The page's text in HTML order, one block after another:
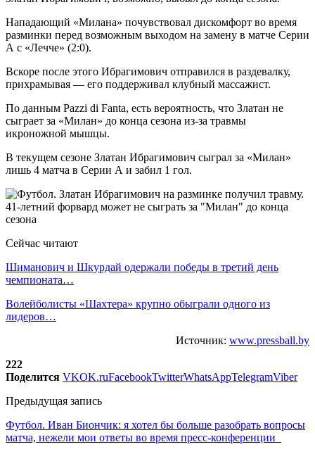
Нападающий «Милана» почувствовал дискомфорт во время
разминки перед возможным выходом на замену в матче Серии
А с «Лечче» (2:0).
Вскоре после этого Ибрагимович отправился в раздевалку,
прихрамывая — его поддерживал клубный массажист.
По данным Pazzi di Fanta, есть вероятность, что Златан не
сыграет за «Милан» до конца сезона из-за травмы
икроножной мышцы.
В текущем сезоне Златан Ибрагимович сыграл за «Милан»
лишь 4 матча в Серии А и забил 1 гол.
Сейчас читают
Шиманович и Шкурдай одержали победы в третий день
чемпионата…
Волейболисты «Шахтера» крупно обыграли одного из
лидеров…
Источник: www.pressball.by
222
Поделится VKOK.ruFacebookTwitterWhatsAppTelegramViber
Предыдущая запись
Футбол. Иван Биончик: я хотел бы больше разобрать вопросы
матча, нежели мои ответы во время пресс-конференции